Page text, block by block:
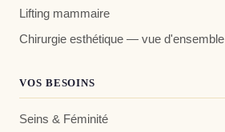
Lifting mammaire
Chirurgie esthétique — vue d'ensemble
VOS BESOINS
Seins & Féminité